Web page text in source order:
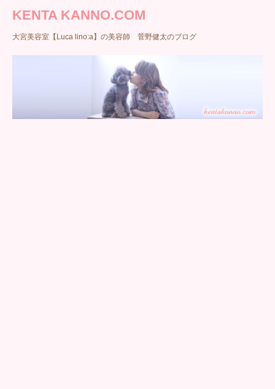
KENTA KANNO.COM
大宮美容室【Luca lino:a】の美容師 菅野健太のブログ